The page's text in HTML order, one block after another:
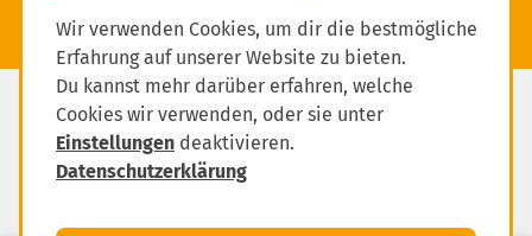
Impressum
Datenschutzerklärung
Wir verwenden Cookies, um dir die bestmögliche
Erfahrung auf unserer Website zu bieten.
Du kannst mehr darüber erfahren, welche
Cookies wir verwenden, oder sie unter
Einstellungen deaktivieren.
Datenschutzerklärung